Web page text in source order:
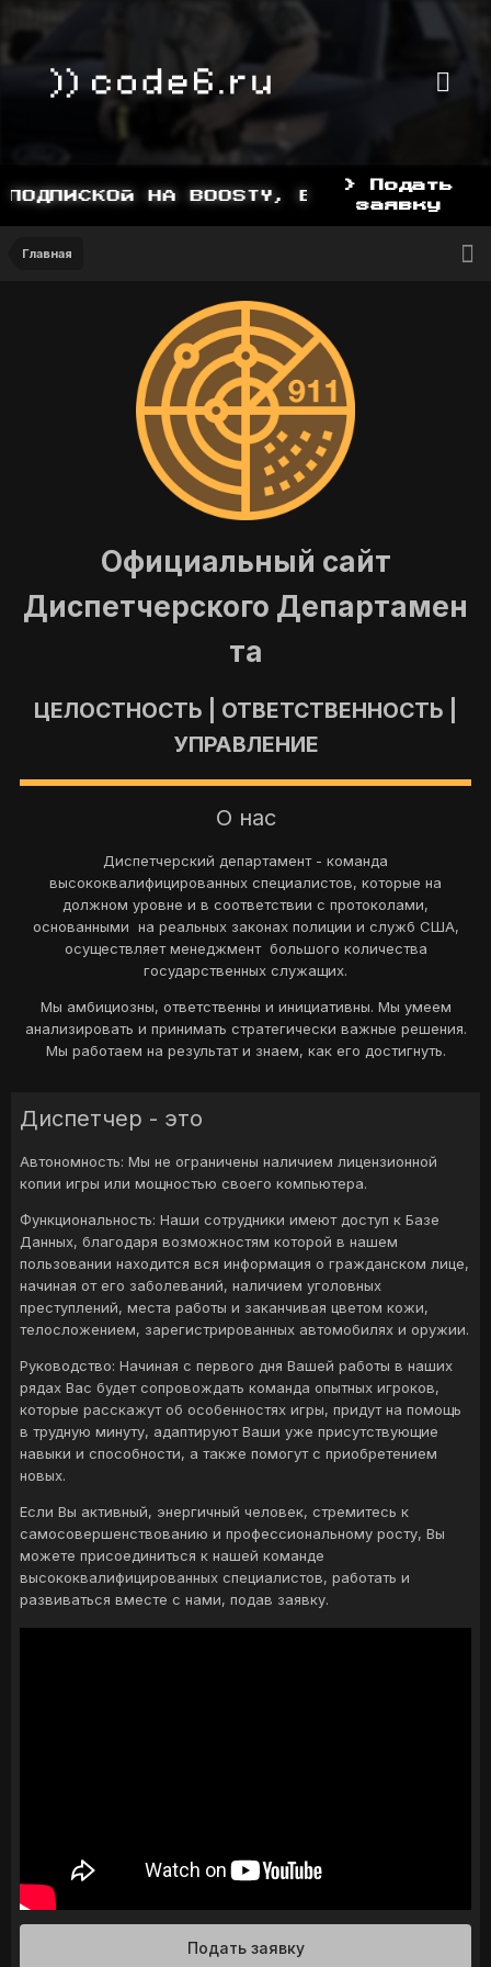
НА BOOSTY, BOOSTY.TO/YDDY
> Подать
заявку
Главная
Официальный сайт
Диспетчерского Департамен
та
ЦЕЛОСТНОСТЬ | ОТВЕТСТВЕННОСТЬ |
УПРАВЛЕНИЕ
О нас
Диспетчерский департамент - команда
высококвалифицированных специалистов, которые на
должном уровне и в соответствии с протоколами,
основанными на реальных законах полиции и служб США,
осуществляет менеджмент большого количества
государственных служащих.
Мы амбициозны, ответственны и инициативны. Мы умеем
анализировать и принимать стратегически важные решения.
Мы работаем на результат и знаем, как его достигнуть.
Диспетчер - это
Автономность: Мы не ограничены наличием лицензионной
копии игры или мощностью своего компьютера.
Функциональность: Наши сотрудники имеют доступ к Базе
Данных, благодаря возможностям которой в нашем
пользовании находится вся информация о гражданском лице,
начиная от его заболеваний, наличием уголовных
преступлений, места работы и заканчивая цветом кожи,
телосложением, зарегистрированных автомобилях и оружии.
Руководство: Начиная с первого дня Вашей работы в наших
рядах Вас будет сопровождать команда опытных игроков,
которые расскажут об особенностях игры, придут на помощь
в трудную минуту, адаптируют Ваши уже присутствующие
навыки и способности, а также помогут с приобретением
новых.
Если Вы активный, энергичный человек, стремитесь к
самосовершенствованию и профессиональному росту, Вы
можете присоединиться к нашей команде
высококвалифицированных специалистов, работать и
развиваться вместе с нами, подав заявку.
Подать заявку